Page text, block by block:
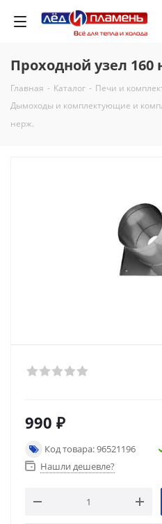
Проходной узел 160
Главная - Каталог - Печи и
Дымоходы и комплектующие и
нерж.
990 ₽
Код товара: 96521196
Нашли дешевле?